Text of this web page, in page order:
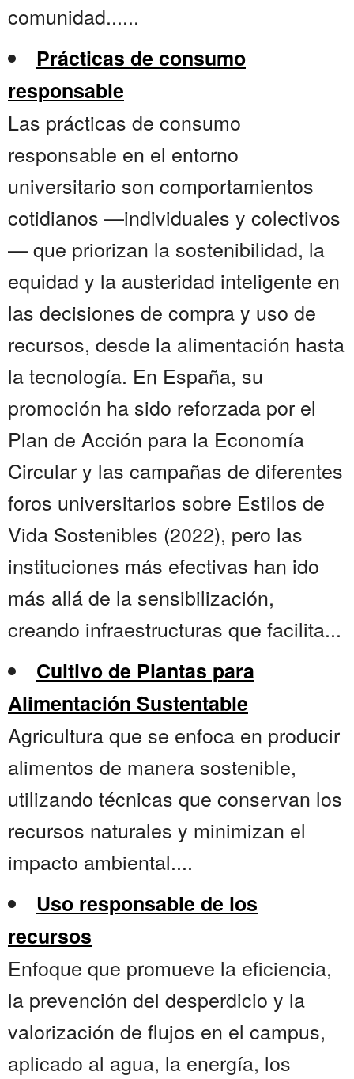
comunidad......
Prácticas de consumo
responsable
Las prácticas de consumo
responsable en el entorno
universitario son comportamientos
cotidianos —individuales y colectivos
— que priorizan la sostenibilidad, la
equidad y la austeridad inteligente en
las decisiones de compra y uso de
recursos, desde la alimentación hasta
la tecnología. En España, su
promoción ha sido reforzada por el
Plan de Acción para la Economía
Circular y las campañas de diferentes
foros universitarios sobre Estilos de
Vida Sostenibles (2022), pero las
instituciones más efectivas han ido
más allá de la sensibilización,
creando infraestructuras que facilita...
Cultivo de Plantas para
Alimentación Sustentable
Agricultura que se enfoca en producir
alimentos de manera sostenible,
utilizando técnicas que conservan los
recursos naturales y minimizan el
impacto ambiental....
Uso responsable de los
recursos
Enfoque que promueve la eficiencia,
la prevención del desperdicio y la
valorización de flujos en el campus,
aplicado al agua, la energía, los